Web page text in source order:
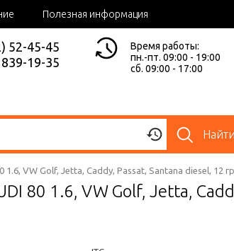
Полезная информация
52-45-45
19-35
Время работы:
пн.-пт. 09:00 - 19:00
сб. 09:00 - 17:00
Найти
VW Golf, Jetta, Caddy, Passat, Santana diesel, 12
80 1.6, VW Golf, Jetta,